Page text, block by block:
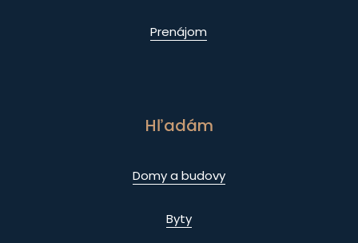
Prenájom
Hľadám
Domy a budovy
Byty